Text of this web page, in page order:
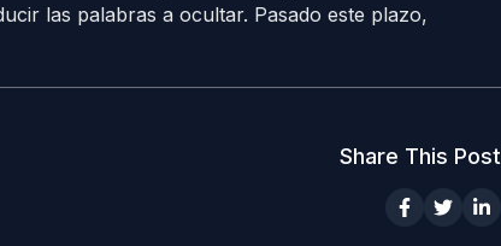
las palabras a ocultar. Pasado este plazo,
Share This Post